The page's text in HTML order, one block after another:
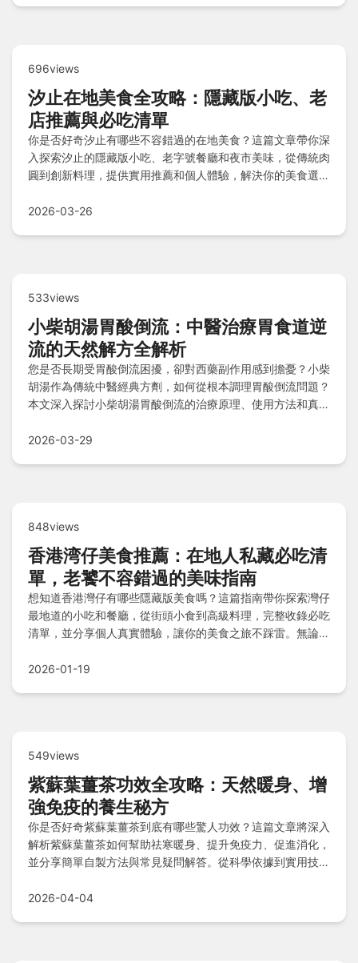
696views
汐止在地美食全攻略：隱藏版小吃、老
店推薦與必吃清單
你是否好奇汐止有哪些不容錯過的在地美食？這篇文章帶你深
入探索汐止的隱藏版小吃、老字號餐廳和夜市美味，從傳統肉
圓到創新料理，提供實用推薦和個人體驗，解決你的美食選擇
2026-03-26
533views
小柴胡湯胃酸倒流：中醫治療胃食道逆
流的天然解方全解析
您是否長期受胃酸倒流困擾，卻對西藥副作用感到擔憂？小柴
胡湯作為傳統中醫經典方劑，如何從根本調理胃酸倒流問題？
本文深入探討小柴胡湯胃酸倒流的治療原理、使用方法和真實
2026-03-29
848views
香港湾仔美食推薦：在地人私藏必吃清
單，老饕不容錯過的美味指南
想知道香港灣仔有哪些隱藏版美食嗎？這篇指南帶你探索灣仔
最地道的小吃和餐廳，從街頭小食到高級料理，完整收錄必吃
清單，並分享個人真實體驗，讓你的美食之旅不踩雷。無論是
的煩惱。
2026-01-19
549views
紫蘇葉薑茶功效全攻略：天然暖身、增
強免疫的養生秘方
你是否好奇紫蘇葉薑茶到底有哪些驚人功效？這篇文章將深入
解析紫蘇葉薑茶如何幫助祛寒暖身、提升免疫力、促進消化，
並分享簡單自製方法與常見疑問解答。從科學依據到實用技
求。
2026-04-04